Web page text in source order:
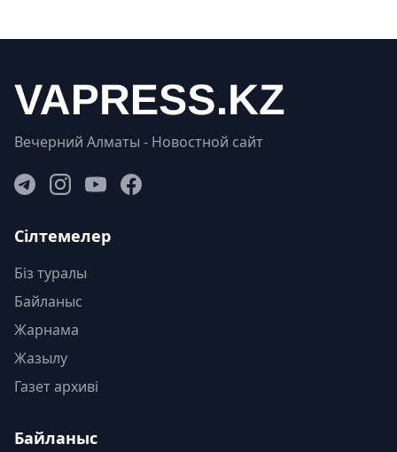
Вечерний Алматы - Новостной сайт
Сілтемелер
Біз туралы
Байланыс
Жарнама
Жазылу
Газет архиві
Байланыс